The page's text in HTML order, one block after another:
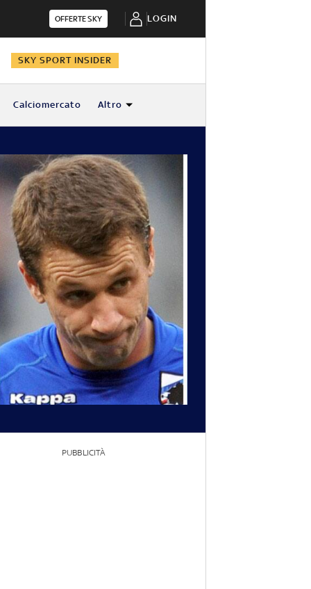
OFFERTE SKY LOGIN
SKY SPORT INSIDER
Calciomercato Altro
PUBBLICITÀ